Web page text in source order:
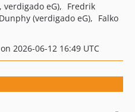
verdigado eG)
Fredrik
(verdigado eG)
Falko
2026-06-12 16:49 UTC